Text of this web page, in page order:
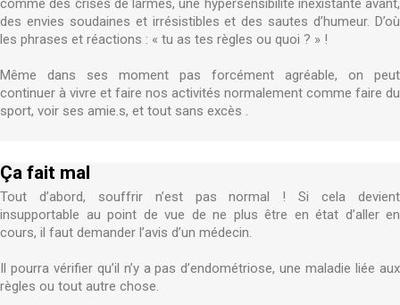
comme des crises de larmes, une hypersensibilité inexistante avant,
des envies soudaines et irrésistibles et des sautes d’humeur. D’où
les phrases et réactions : « tu as tes règles ou quoi ? » !
Même dans ses moment pas forcément agréable, on peut
continuer à vivre et faire nos activités normalement comme faire du
sport, voir ses amie.s, et tout sans excès .
Ça fait mal
Tout d’abord, souffrir n’est pas normal ! Si cela devient
insupportable au point de vue de ne plus être en état d’aller en
cours, il faut demander l’avis d’un médecin.
Il pourra vérifier qu’il n’y a pas d’endométriose, une maladie liée aux
règles ou tout autre chose.